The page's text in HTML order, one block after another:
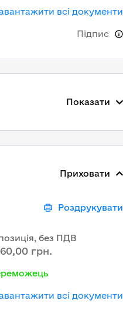
всі документи
Підпис
Показати
Приховати
Роздрукувати
без ПДВ
грн.
всі документи